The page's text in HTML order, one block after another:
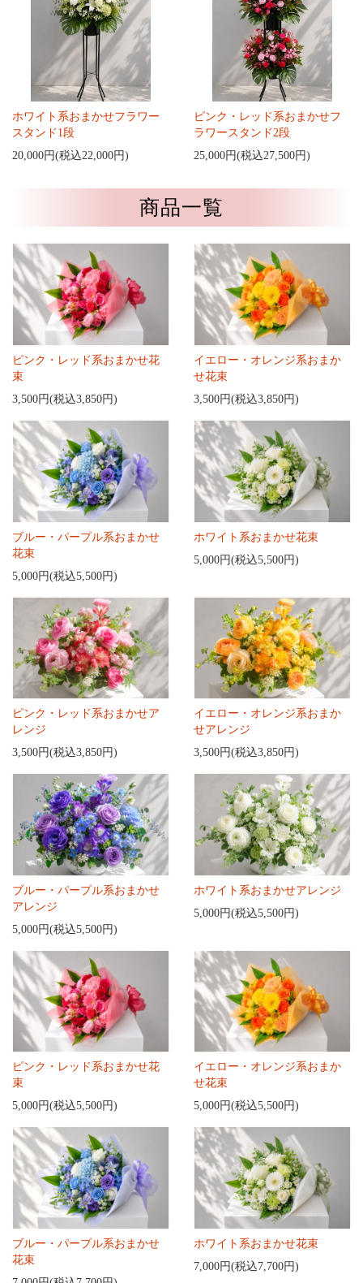
ホワイト系おまかせフラワー
スタンド1段
20,000円(税込22,000円)
ピンク・レッド系おまかせフ
ラワースタンド2段
25,000円(税込27,500円)
商品一覧
ピンク・レッド系おまかせ花
束
3,500円(税込3,850円)
イエロー・オレンジ系おまか
せ花束
3,500円(税込3,850円)
ブルー・パープル系おまかせ
花束
5,000円(税込5,500円)
ホワイト系おまかせ花束
5,000円(税込5,500円)
ピンク・レッド系おまかせア
レンジ
3,500円(税込3,850円)
イエロー・オレンジ系おまか
せアレンジ
3,500円(税込3,850円)
ブルー・パープル系おまかせ
アレンジ
5,000円(税込5,500円)
ホワイト系おまかせアレンジ
5,000円(税込5,500円)
ピンク・レッド系おまかせ花
束
5,000円(税込5,500円)
イエロー・オレンジ系おまか
せ花束
5,000円(税込5,500円)
ブルー・パープル系おまかせ
花束
ホワイト系おまかせ花束
7,000円(税込7,700円)